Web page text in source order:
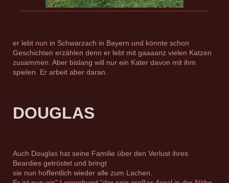
er lebt nun in Schwarzach in Bayern und könnte schon
Geschichten erzählen denn er lebt mit gaaaanz vielen Katzen
zusammen. Aber bislang will nur ein Kater davon mit ihm
spielen. Er arbeit aber daran.
DOUGLAS
Auch Douglas hat seine Familie über den Verlust ihres
Beardies getröstet und bringt
sie nun hoffentlich wieder alle zum Lachen.